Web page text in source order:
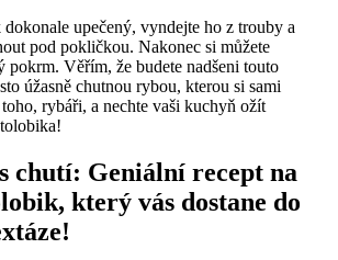
upečený, vyndejte ho z trouby a
pod pokličkou. Nakonec si můžete
pokrm. Věřím, že budete nadšeni touto
úžasně chutnou rybou, kterou si sami
rybáři, a nechte vaši kuchyň ožít
chutí: Geniální recept na
který vás dostane do